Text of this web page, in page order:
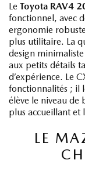
Le Toyota RAV4
fonctionnel, avec
ergonomie
plus utilitaire. La
design
aux petits détails
d’expérience. Le
fonctionnalités ; il
élève le niveau de
plus accueillant et
LE